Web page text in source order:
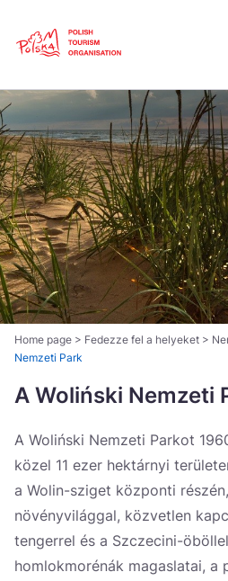
Polski
Česká 中
Dansk
Español
Italiano
Nederlands 日
Português
Україна
Zamknij
Home page > Fedezze fel a helyeket >
Nemzeti Park
A Woliński Nemzeti
A Woliński Nemzeti Parkot
közel 11 ezer hektárnyi
a Wolin-sziget központi
növényvilággal, közvetlen
tengerrel és a Szczecini-
homlokmorénák magaslatai, a